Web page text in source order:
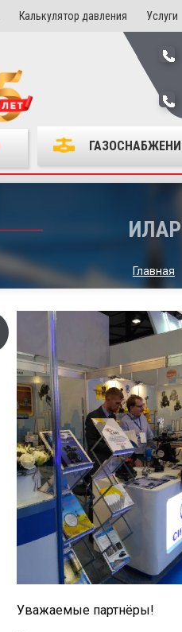
Калькулятор давления Услуги
Главная
Уважаемые партнёры!